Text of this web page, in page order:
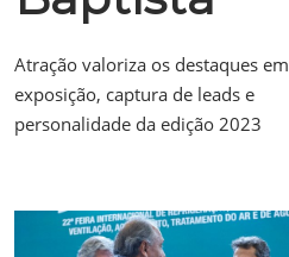
Atração valoriza os destaques em
exposição, captura de leads e
personalidade da edição 2023